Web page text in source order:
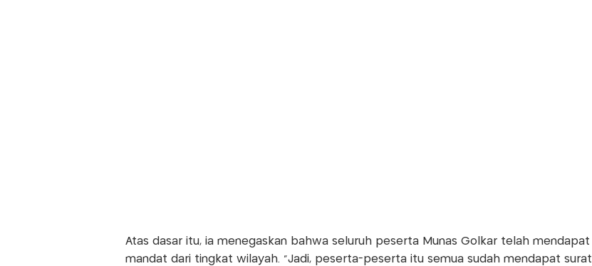
Atas dasar itu, ia menegaskan bahwa seluruh peserta Munas Golkar telah mendapat
mandat dari tingkat wilayah. "Jadi, peserta-peserta itu semua sudah mendapat surat